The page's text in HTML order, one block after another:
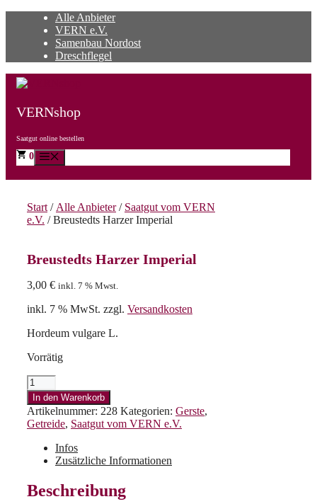
Alle Anbieter
VERN e.V.
Samenbau Nordost
Dreschflegel
VERNshop
Saatgut online bestellen
0
Start / Alle Anbieter/ Saatgut vom VERN
e.V. / Breustedts Harzer Imperial
Breustedts Harzer Imperial
3,00 € inkl. 7 % Mwst.
inkl. 7 % MwSt. zzgl. Versandkosten
Hordeum vulgare L.
Vorrätig
Breustedts
Harzer
Imperial
Menge
In den Warenkorb
Artikelnummer: 228 Kategorien: Gerste,
Getreide, Saatgut vom VERN e.V.
Infos
Zusätzliche Informationen
Beschreibung